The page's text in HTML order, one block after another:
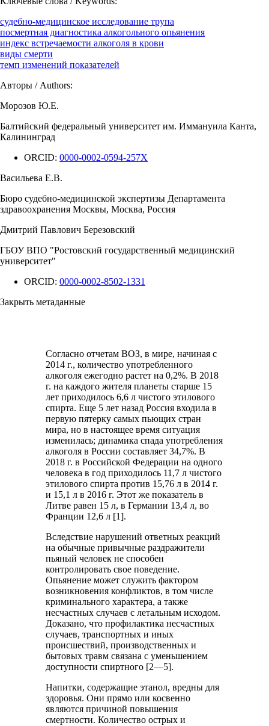
судебно-медицинское исследование трупа
посмертная диагностика алкогольного опьянения
индекс встречаемости алкоголя в крови
виды смерти
темп изменений показателей
Авторы / Authors:
Морозов Ю.Е.
Балтийский федеральный университет им. Иммануила Канта,
Калининград
ORCID: 0000-0002-0594-257X
Васильева Е.В.
Бюро судебно-медицинской экспертизы Департамента
здравоохранения Москвы, Москва, Россия
Дмитрий Павлович Березовский
ГБОУ ВПО "Ростовский государственный медицинский
университет"
ORCID: 0000-0002-8502-1331
Закрыть метаданные
Согласно отчетам ВОЗ, в мире, начиная с
2014 г., количество употребленного
алкоголя ежегодно растет на 0,2%. В 2018
г. на каждого жителя планеты старше 15
лет приходилось 6,6 л чистого этилового
спирта. Еще 5 лет назад Россия входила в
первую пятерку самых пьющих стран
мира, но в настоящее время ситуация
изменилась; динамика спада употребления
алкоголя в России составляет 34,7%. В
2018 г. в Российской Федерации на одного
человека в год приходилось 11,7 л чистого
этилового спирта против 15,76 л в 2014 г.
и 15,1 л в 2016 г. Этот же показатель в
Литве равен 15 л, в Германии 13,4 л, во
Франции 12,6 л [1].
Вследствие нарушений ответных реакций
на обычные привычные раздражители
пьяный человек не способен
контролировать свое поведение.
Опьянение может служить фактором
возникновения конфликтов, в том числе
криминального характера, а также
несчастных случаев с летальным исходом.
Доказано, что профилактика несчастных
случаев, транспортных и иных
происшествий, производственных и
бытовых травм связана с уменьшением
доступности спиртного [2—5].
Напитки, содержащие этанол, вредны для
здоровья. Они прямо или косвенно
являются причиной повышения
смертности. Количество острых и